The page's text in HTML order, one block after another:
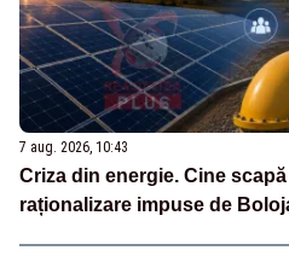
7 aug. 2026, 10:43
Criza din energie. Cine
raționalizare impuse de